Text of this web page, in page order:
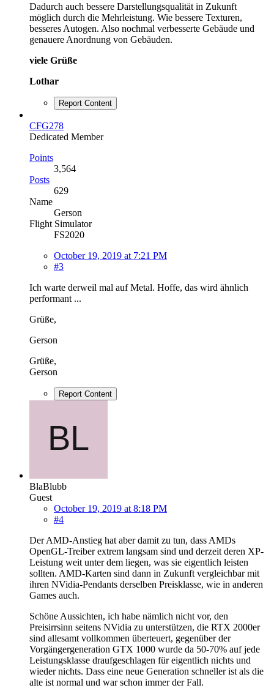
Dadurch auch bessere Darstellungsqualität in Zukunft
möglich durch die Mehrleistung. Wie bessere Texturen,
besseres Autogen. Also nochmal verbesserte Gebäude und
genauere Anordnung von Gebäuden.
viele Grüße
Lothar
Report Content
CFG278
Dedicated Member
Points
3,564
Posts
629
Name
Gerson
Flight Simulator
FS2020
October 19, 2019 at 7:21 PM
#3
Ich warte derweil mal auf Metal. Hoffe, das wird ähnlich
performant ...
Grüße,
Gerson
Grüße,
Gerson
Report Content
BlaBlubb
Guest
October 19, 2019 at 8:18 PM
#4
Der AMD-Anstieg hat aber damit zu tun, dass AMDs
OpenGL-Treiber extrem langsam sind und derzeit deren XP-
Leistung weit unter dem liegen, was sie eigentlich leisten
sollten. AMD-Karten sind dann in Zukunft vergleichbar mit
ihren NVidia-Pendants derselben Preisklasse, wie in anderen
Games auch.
Schöne Aussichten, ich habe nämlich nicht vor, den
Preisirrsinn seitens NVidia zu unterstützen, die RTX 2000er
sind allesamt vollkommen überteuert, gegenüber der
Vorgängergeneration GTX 1000 wurde da 50-70% auf jede
Leistungsklasse draufgeschlagen für eigentlich nichts und
wieder nichts. Dass eine neue Generation schneller ist als die
alte ist normal und war schon immer der Fall.